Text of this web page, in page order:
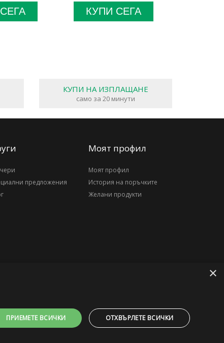
КУПИ СЕГА
КУПИ НА ИЗПЛАЩАНЕ
само за 20 минути
предложения
Моят профил
Моят профил
История на поръчките
Желани продукти
×
ПРИЕМЕТЕ ВСИЧКИ ОТХВЪРЛЕТЕ ВСИЧКИ